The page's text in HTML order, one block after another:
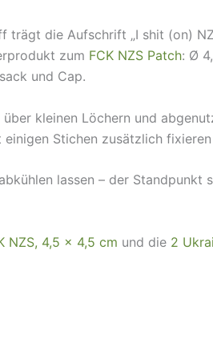
die Aufschrift „I shit (on)
zum FCK NZS Patch: Ø
und Cap.
kleinen Löchern und
Stichen zusätzlich
lassen – der Standpunkt
NZS, 4,5 × 4,5 cm und die 2